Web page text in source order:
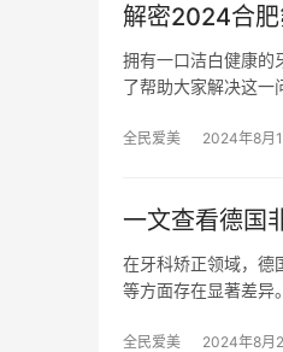
解密2024合
拥有一口洁白健康的
了帮助大家解决这
全民爱美 2024年8月
一文查看德国
在牙科矫正领域，德
等方面存在显著差异
全民爱美 2024年8月